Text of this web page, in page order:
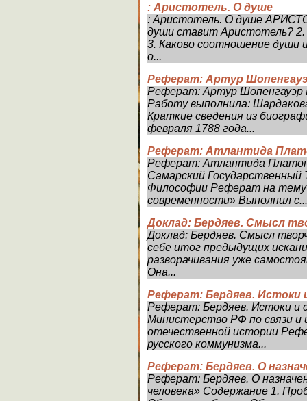
: Аристотель. О душе
: Аристотель. О душе
души ставит Аристотель? 2.
3. Каково соотношение души
о...
Реферат: Артур
Реферат: Артур
Работу выполнила:
Краткие сведения из
февраля 1788 года...
Реферат: Атлантида
Реферат: Атлантида
Самарский
Философии Реферат на
современности» Выполнил с...
Доклад: Бердяев. Смысл
Доклад: Бердяев. Смысл
себе итог предыдущих
разворачивания уже
Она...
Реферат: Бердяев. Истоки
Реферат: Бердяев. Истоки и
Министерство РФ по связи
отечественной истории
русского коммунизма...
Реферат: Бердяев. О
Реферат: Бердяев. О
человека» Содержание 1.